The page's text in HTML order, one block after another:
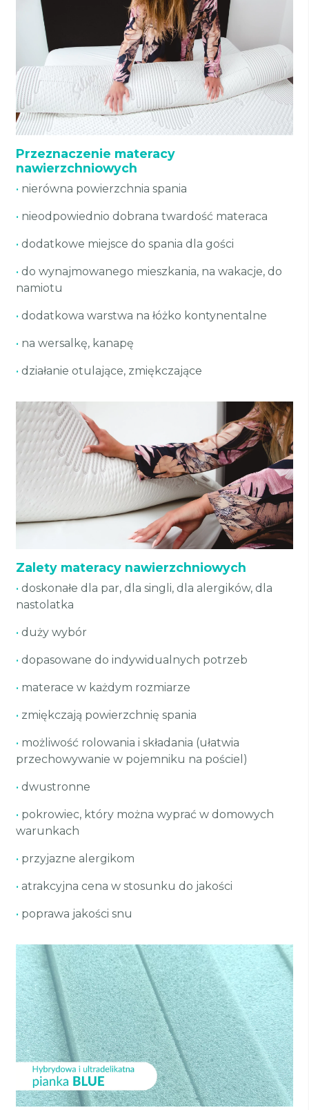
Przeznaczenie materacy
nawierzchniowych
• nierówna powierzchnia spania
• nieodpowiednio dobrana twardość materaca
• dodatkowe miejsce do spania dla gości
• do wynajmowanego mieszkania, na wakacje, do
namiotu
• dodatkowa warstwa na łóżko kontynentalne
• na wersalkę, kanapę
• działanie otulające, zmiękczające
Zalety materacy nawierzchniowych
• doskonałe dla par, dla singli, dla alergików, dla
nastolatka
• duży wybór
• dopasowane do indywidualnych potrzeb
• materace w każdym rozmiarze
• zmiękczają powierzchnię spania
• możliwość rolowania i składania (ułatwia
przechowywanie w pojemniku na pościel)
• dwustronne
• pokrowiec, który można wyprać w domowych
warunkach
• przyjazne alergikom
• atrakcyjna cena w stosunku do jakości
• poprawa jakości snu